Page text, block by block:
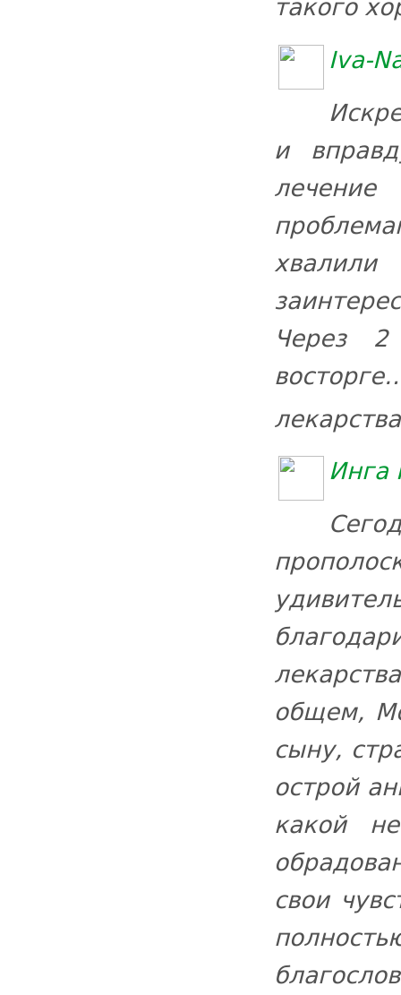
Iva-
и
Через
Инга
общем,
сыну,
острой
какой
свои